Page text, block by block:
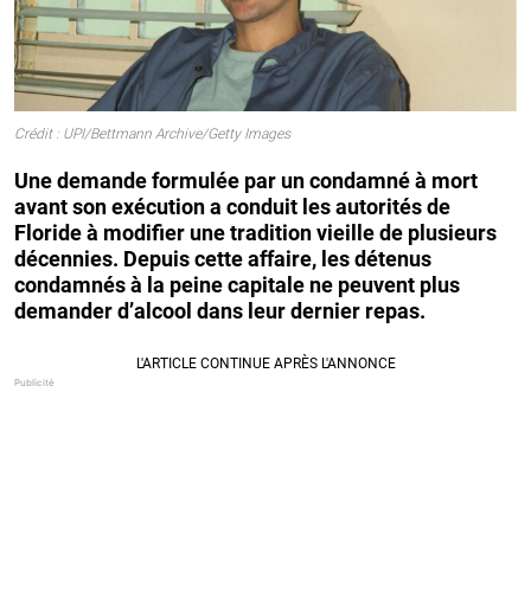
Crédit : UPI/Bettmann Archive/Getty Images
Une demande formulée par un condamné à mort
avant son exécution a conduit les autorités de
Floride à modifier une tradition vieille de plusieurs
décennies. Depuis cette affaire, les détenus
condamnés à la peine capitale ne peuvent plus
demander d’alcool dans leur dernier repas.